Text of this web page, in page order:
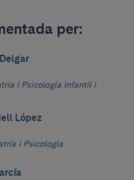
per:
i Psicologia Infantil i
López
i Psicologia